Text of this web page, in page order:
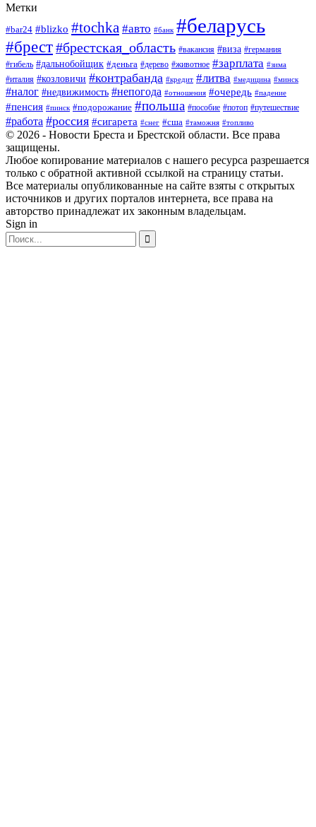
Метки
#bar24 #blizko #tochka #авто #банк #беларусь
#брест#брестская_область #вакансия #виза #германия
#гибель #дальнобойщик #деньга #дерево #животное #зарплата #зима
#италия #козловичи #контрабанда #кредит #литва #медицина #минск
#налог #недвижимость #непогода #отношения #очередь #падение
#пенсия #пинск #подорожание #польша #пособие #потоп #путешествие
#работа #россия #сигарета #снег #сша #таможня #топливо
© 2026 - Новости Бреста и Брестской области. Все права
защищены.
Любое копирование материалов с нашего ресурса разрешается
только с обратной активной ссылкой на страницу статьи.
Все материалы опубликованные на сайте взяты с открытых
источников и других порталов интернета, все права на
авторство принадлежат их законным владельцам.
Sign in